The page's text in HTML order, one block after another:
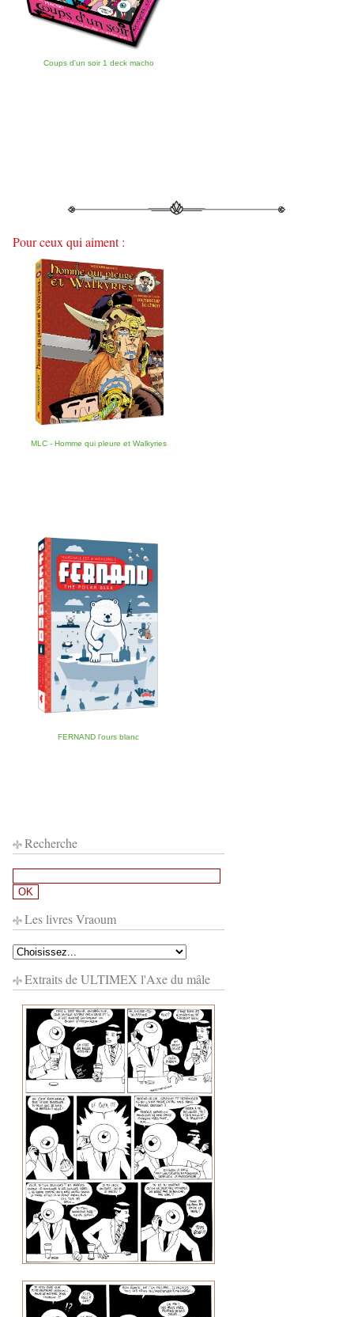
Coups d'un soir 1 deck macho
Pour ceux qui aiment :
MLC - Homme qui pleure et Walkyries
FERNAND l'ours blanc
Recherche
Les livres Vraoum
Extraits de ULTIMEX l'Axe du mâle